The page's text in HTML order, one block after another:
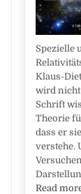
Spezielle
Klaus-
wird nicht
Schrift
Theorie
dass er
verstehe.
Read